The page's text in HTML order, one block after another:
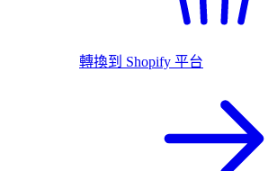
轉換到 Shopify 平台